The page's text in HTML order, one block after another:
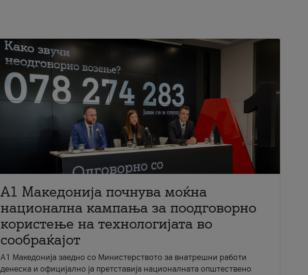
A1 Македонија почнува моќна
национална кампања за поодговорно
користење на технологијата во
сообраќајот
A1 Македонија заедно со Министерството за внатрешни работи
денеска и официјално ја претставија националната општествено